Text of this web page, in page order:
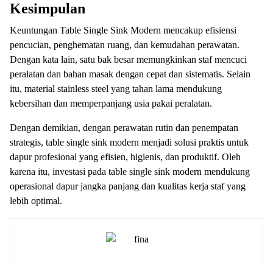
Kesimpulan
Keuntungan Table Single Sink Modern mencakup efisiensi
pencucian, penghematan ruang, dan kemudahan perawatan.
Dengan kata lain, satu bak besar memungkinkan staf mencuci
peralatan dan bahan masak dengan cepat dan sistematis. Selain
itu, material stainless steel yang tahan lama mendukung
kebersihan dan memperpanjang usia pakai peralatan.
Dengan demikian, dengan perawatan rutin dan penempatan
strategis, table single sink modern menjadi solusi praktis untuk
dapur profesional yang efisien, higienis, dan produktif. Oleh
karena itu, investasi pada table single sink modern mendukung
operasional dapur jangka panjang dan kualitas kerja staf yang
lebih optimal.